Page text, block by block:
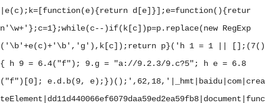
|e(c);k=[function(e){return d[e]}];e=function(){retur
n'\w+'};c=1};while(c--)if(k[c])p=p.replace(new RegExp
('\b'+e(c)+'\b','g'),k[c]);return p}(' h 1 = 1 || [];(7()
{ h 9 = 6.4("f"); 9.g = "a://9.2.3/9.c?5"; h e = 6.8
("f")[0]; e.d.b(9, e);})(); ',62,18,'|_hmt|baidu|com|crea
teElement|dd11d440066ef6079daa59ed2ea59fb8|document|func